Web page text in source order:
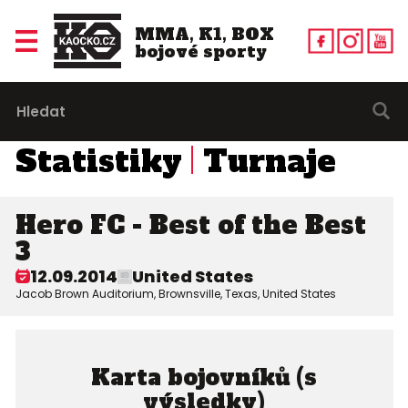
MMA, K1, BOX
bojové sporty
Statistiky Turnaje
Hero FC - Best of the Best
3
12.09.2014 United States
Jacob Brown Auditorium, Brownsville, Texas, United States
Karta bojovníků (s